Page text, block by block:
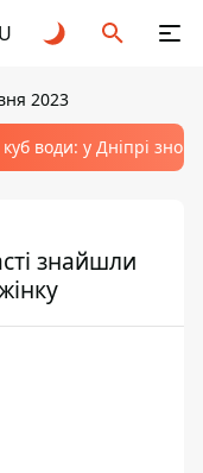
2023
води: у Дніпрі
знайшли